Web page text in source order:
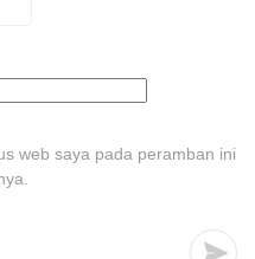
web saya pada peramban ini